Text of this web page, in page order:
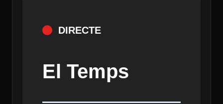
DIRECTE
El Temps